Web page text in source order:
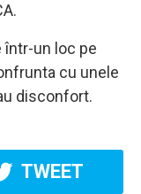
într-un loc pe
cu unele
disconfort.
TWEET